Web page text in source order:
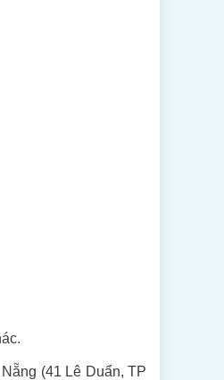
(41 Lê Duẩn, TP